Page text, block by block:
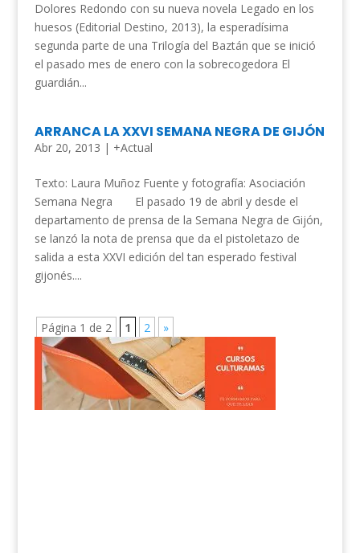
Dolores Redondo con su nueva novela Legado en los
huesos (Editorial Destino, 2013), la esperadísima
segunda parte de una Trilogía del Baztán que se inició
el pasado mes de enero con la sobrecogedora El
guardián...
ARRANCA LA XXVI SEMANA NEGRA DE GIJÓN
Abr 20, 2013 | +Actual
Texto: Laura Muñoz Fuente y fotografía: Asociación
Semana Negra El pasado 19 de abril y desde el
departamento de prensa de la Semana Negra de Gijón,
se lanzó la nota de prensa que da el pistoletazo de
salida a esta XXVI edición del tan esperado festival
gijonés....
Página 1 de 2 1 2 »